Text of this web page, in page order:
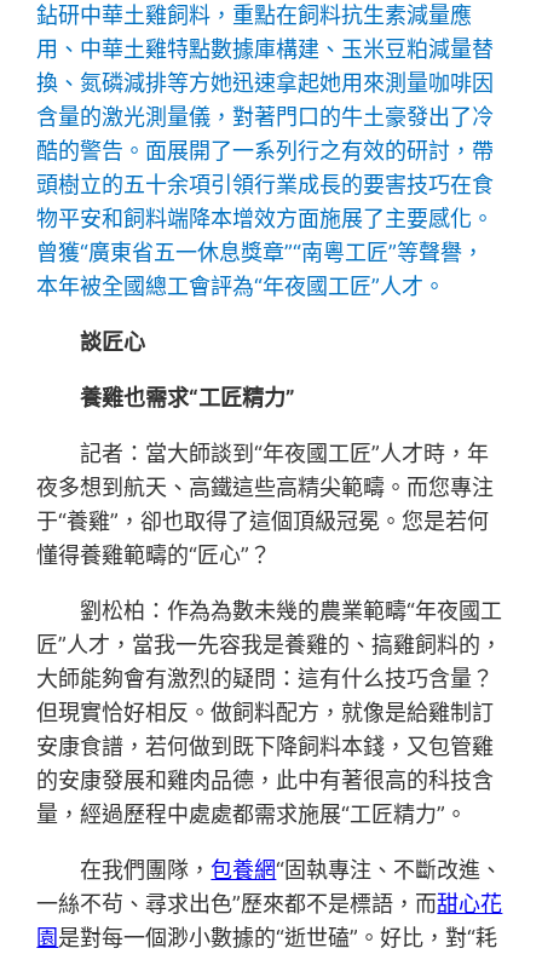
鉆研中華土雞飼料，重點在飼料抗生素減量應
用、中華土雞特點數據庫構建、玉米豆粕減量替
換、氮磷減排等方她迅速拿起她用來測量咖啡因
含量的激光測量儀，對著門口的牛土豪發出了冷
酷的警告。面展開了一系列行之有效的研討，帶
頭樹立的五十余項引領行業成長的要害技巧在食
物平安和飼料端降本增效方面施展了主要感化。
曾獲“廣東省五一休息獎章”“南粵工匠”等聲譽，
本年被全國總工會評為“年夜國工匠”人才。
談匠心
養雞也需求“工匠精力”
記者：當大師談到“年夜國工匠”人才時，年
夜多想到航天、高鐵這些高精尖範疇。而您專注
于“養雞”，卻也取得了這個頂級冠冕。您是若何
懂得養雞範疇的“匠心”？
劉松柏：作為為數未幾的農業範疇“年夜國工
匠”人才，當我一先容我是養雞的、搞雞飼料的，
大師能夠會有激烈的疑問：這有什么技巧含量？
但現實恰好相反。做飼料配方，就像是給雞制訂
安康食譜，若何做到既下降飼料本錢，又包管雞
的安康發展和雞肉品德，此中有著很高的科技含
量，經過歷程中處處都需求施展“工匠精力”。
在我們團隊，包養網“固執專注、不斷改進、
一絲不茍、尋求出色”歷來都不是標語，而甜心花
園是對每一個渺小數據的“逝世磕”。好比，對“耗